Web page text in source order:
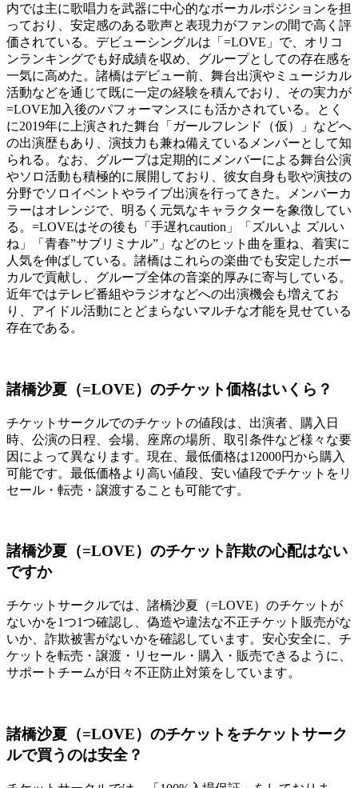
内では主に歌唱力を武器に中心的なボーカルポジションを担
っており、安定感のある歌声と表現力がファンの間で高く評
価されている。デビューシングルは「=LOVE」で、オリコ
ンランキングでも好成績を収め、グループとしての存在感を
一気に高めた。諸橋はデビュー前、舞台出演やミュージカル
活動などを通じて既に一定の経験を積んでおり、その実力が
=LOVE加入後のパフォーマンスにも活かされている。とく
に2019年に上演された舞台「ガールフレンド（仮）」などへ
の出演歴もあり、演技力も兼ね備えているメンバーとして知
られる。なお、グループは定期的にメンバーによる舞台公演
やソロ活動も積極的に展開しており、彼女自身も歌や演技の
分野でソロイベントやライブ出演を行ってきた。メンバーカ
ラーはオレンジで、明るく元気なキャラクターを象徴してい
る。=LOVEはその後も「手遅れcaution」「ズルいよ ズルい
ね」「青春”サブリミナル”」などのヒット曲を重ね、着実に
人気を伸ばしている。諸橋はこれらの楽曲でも安定したボー
カルで貢献し、グループ全体の音楽的厚みに寄与している。
近年ではテレビ番組やラジオなどへの出演機会も増えてお
り、アイドル活動にとどまらないマルチな才能を見せている
存在である。
諸橋沙夏（=LOVE）のチケット価格はいくら？
チケットサークルでのチケットの値段は、出演者、購入日
時、公演の日程、会場、座席の場所、取引条件など様々な要
因によって異なります。現在、最低価格は12000円から購入
可能です。最低価格より高い値段、安い値段でチケットをリ
セール・転売・譲渡することも可能です。
諸橋沙夏（=LOVE）のチケット詐欺の心配はない
ですか
チケットサークルでは、諸橋沙夏（=LOVE）のチケットが
ないかを1つ1つ確認し、偽造や違法な不正チケット販売がな
いか、詐欺被害がないかを確認しています。安心安全に、チ
ケットを転売・譲渡・リセール・購入・販売できるように、
サポートチームが日々不正防止対策をしています。
諸橋沙夏（=LOVE）のチケットをチケットサーク
ルで買うのは安全？